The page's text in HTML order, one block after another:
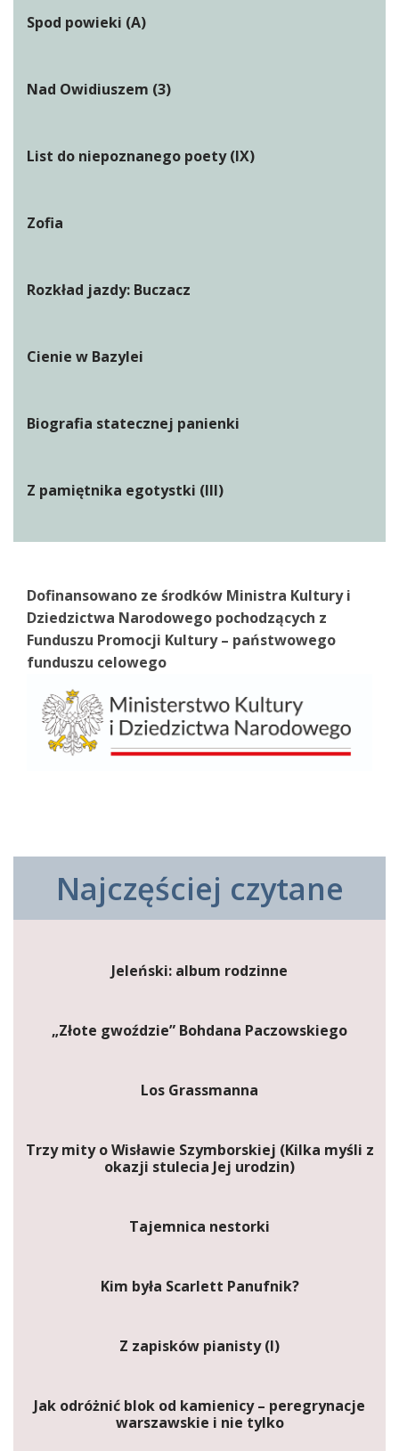
Spod powieki (A)
Nad Owidiuszem (3)
List do niepoznanego poety (IX)
Zofia
Rozkład jazdy: Buczacz
Cienie w Bazylei
Biografia statecznej panienki
Z pamiętnika egotystki (III)
Dofinansowano ze środków Ministra Kultury i
Dziedzictwa Narodowego pochodzących z
Funduszu Promocji Kultury – państwowego
funduszu celowego
Najczęściej czytane
Jeleński: album rodzinne
„Złote gwoździe” Bohdana Paczowskiego
Los Grassmanna
Trzy mity o Wisławie Szymborskiej (Kilka myśli z
okazji stulecia Jej urodzin)
Tajemnica nestorki
Kim była Scarlett Panufnik?
Z zapisków pianisty (I)
Jak odróżnić blok od kamienicy – peregrynacje
warszawskie i nie tylko